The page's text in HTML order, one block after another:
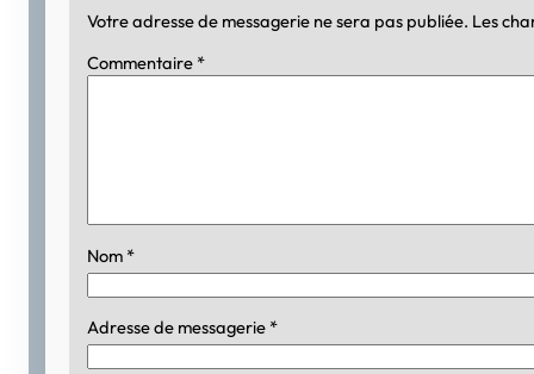
Votre adresse de messagerie ne sera pas publiée. Les
Commentaire *
Nom *
Adresse de messagerie *